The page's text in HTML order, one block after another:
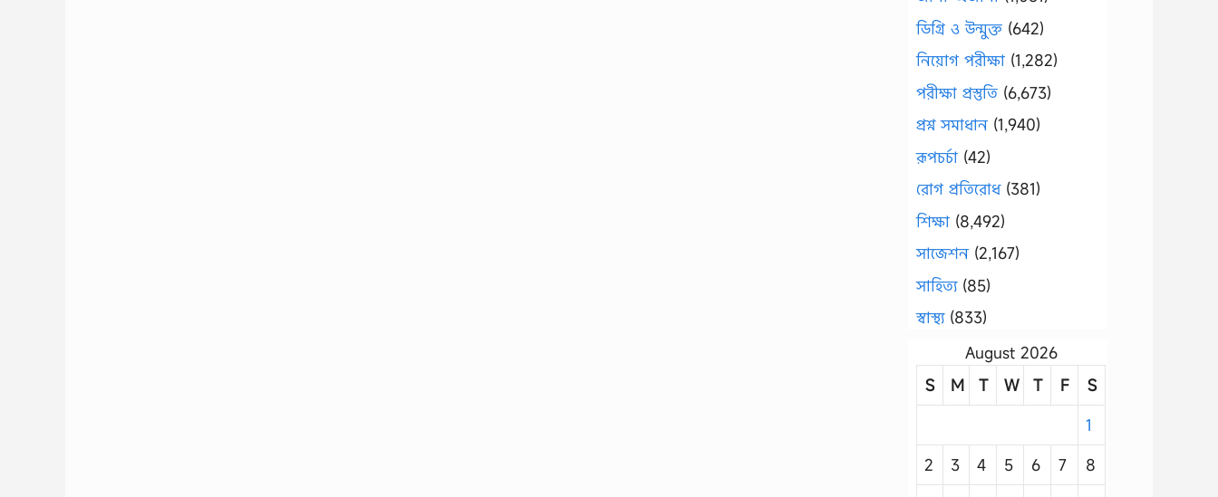
ডিগ্রি ও উন্মুক্ত (642)
নিয়োগ পরীক্ষা (1,282)
পরীক্ষা প্রস্তুতি (6,673)
প্রশ্ন সমাধান (1,940)
রূপচর্চা (42)
রোগ প্রতিরোধ(381)
শিক্ষা (8,492)
সাজেশন (2,167)
সাহিত্য(85)
স্বাস্থ্য(833)
August 2026
S
M T W T F
S
1
2
3 4 5 6 7
8